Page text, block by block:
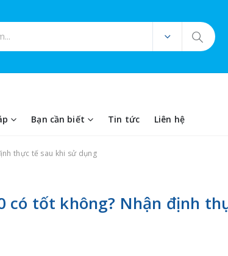
Bạn cần biết Tin tức Liên hệ
thực tế sau khi sử dụng
có tốt không? Nhận định